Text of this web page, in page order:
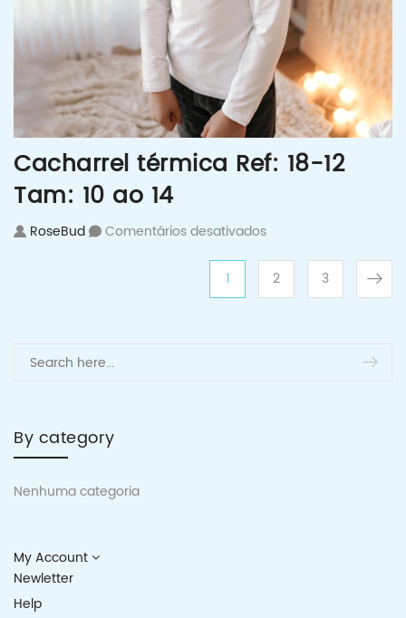
Cacharrel térmica Ref: 18-12
Tam: 10 ao 14
RoseBud Comentários desativadosem Cacharrel térmica
Paginação de
Page
1 Page
2 Page
3
By category
Nenhuma categoria
My Account
Newletter
Help